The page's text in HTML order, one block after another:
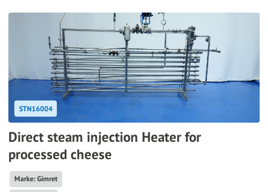
STN16004
Direct steam injection Heater for
processed cheese
Marke: Gimret